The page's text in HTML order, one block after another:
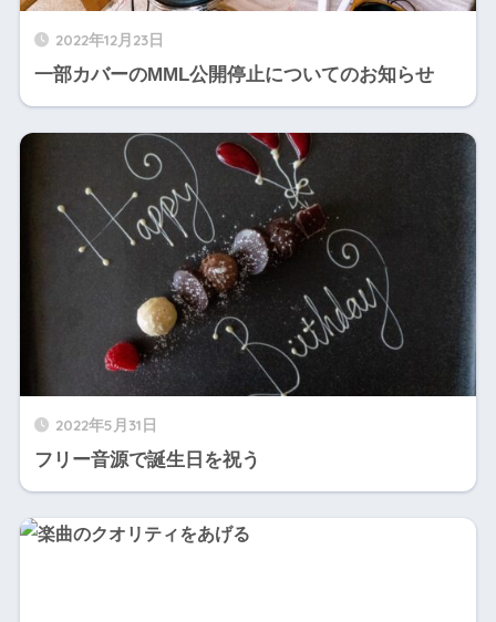
2022年12月23日
一部カバーのMML公開停止についてのお知らせ
2022年5月31日
フリー音源で誕生日を祝う